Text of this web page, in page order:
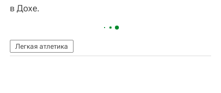
в Дохе.
Легкая атлетика